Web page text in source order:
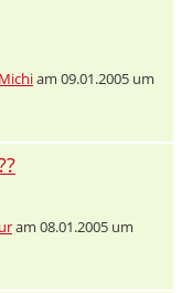
Michiam 09.01.2005 um
am 08.01.2005 um